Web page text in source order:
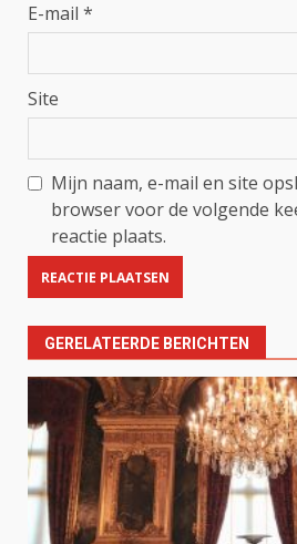
E-mail *
Site
Mijn naam, e-mail en site
browser voor de volgende
reactie plaats.
GERELATEERDE BERICHTEN